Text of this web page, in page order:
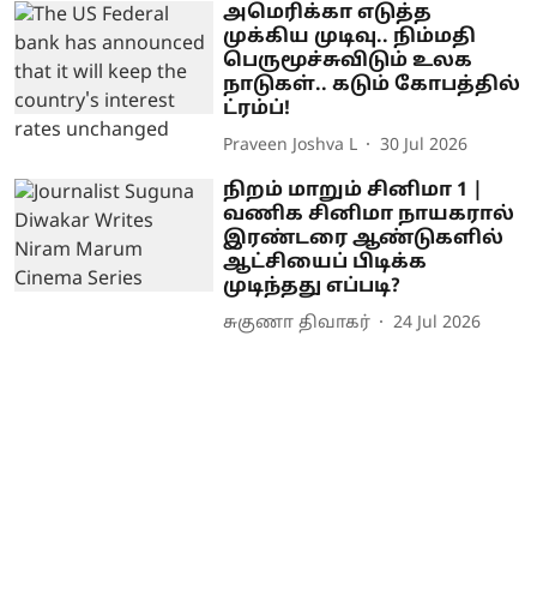
அமெரிக்கா எடுத்த
முக்கிய முடிவு.. நிம்மதி
பெருமூச்சுவிடும் உலக
நாடுகள்.. கடும் கோபத்தில்
ட்ரம்ப்!
Praveen Joshva L 30 Jul 2026
நிறம் மாறும் சினிமா 1 |
வணிக சினிமா நாயகரால்
இரண்டரை ஆண்டுகளில்
ஆட்சியைப் பிடிக்க
முடிந்தது எப்படி?
சுகுணா திவாகர் 24 Jul 2026